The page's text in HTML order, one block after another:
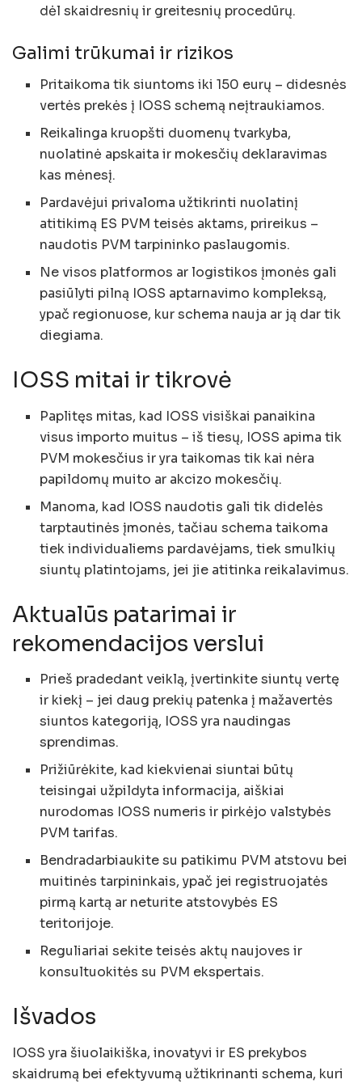
dėl skaidresnių ir greitesnių procedūrų.
Galimi trūkumai ir rizikos
Pritaikoma tik siuntoms iki 150 eurų – didesnės
vertės prekės į IOSS schemą neįtraukiamos.
Reikalinga kruopšti duomenų tvarkyba,
nuolatinė apskaita ir mokesčių deklaravimas
kas mėnesį.
Pardavėjui privaloma užtikrinti nuolatinį
atitikimą ES PVM teisės aktams, prireikus –
naudotis PVM tarpininko paslaugomis.
Ne visos platformos ar logistikos įmonės gali
pasiūlyti pilną IOSS aptarnavimo kompleksą,
ypač regionuose, kur schema nauja ar ją dar tik
diegiama.
IOSS mitai ir tikrovė
Paplitęs mitas, kad IOSS visiškai panaikina
visus importo muitus – iš tiesų, IOSS apima tik
PVM mokesčius ir yra taikomas tik kai nėra
papildomų muito ar akcizo mokesčių.
Manoma, kad IOSS naudotis gali tik didelės
tarptautinės įmonės, tačiau schema taikoma
tiek individualiems pardavėjams, tiek smulkių
siuntų platintojams, jei jie atitinka reikalavimus.
Aktualūs patarimai ir
rekomendacijos verslui
Prieš pradedant veiklą, įvertinkite siuntų vertę
ir kiekį – jei daug prekių patenka į mažavertės
siuntos kategoriją, IOSS yra naudingas
sprendimas.
Prižiūrėkite, kad kiekvienai siuntai būtų
teisingai užpildyta informacija, aiškiai
nurodomas IOSS numeris ir pirkėjo valstybės
PVM tarifas.
Bendradarbiaukite su patikimu PVM atstovu bei
muitinės tarpininkais, ypač jei registruojatės
pirmą kartą ar neturite atstovybės ES
teritorijoje.
Reguliariai sekite teisės aktų naujoves ir
konsultuokitės su PVM ekspertais.
Išvados
IOSS yra šiuolaikiška, inovatyvi ir ES prekybos
skaidrumą bei efektyvumą užtikrinanti schema, kuri